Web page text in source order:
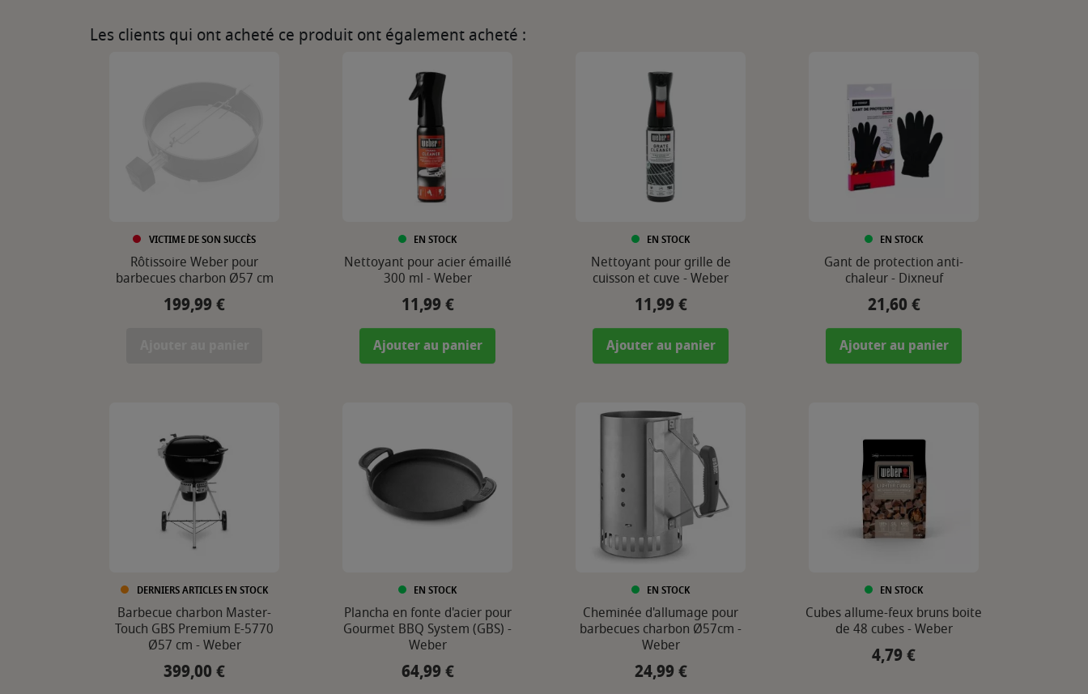
Les clients qui ont acheté ce produit ont également acheté :
VICTIME DE SON SUCCÈS
Rôtissoire Weber pour
barbecues charbon Ø57 cm
Prix
199,99 €
EN STOCK
Nettoyant pour acier émaillé
300 ml - Weber
Prix
11,99 €
Ajouter au panier
EN STOCK
Nettoyant pour grille de
cuisson et cuve - Weber
Prix
11,99 €
Ajouter au panier
EN STOCK
Gant de protection anti-
chaleur - Dixneuf
Prix
21,60 €
Ajouter au panier
DERNIERS ARTICLES EN STOCK
Barbecue charbon Master-
Touch GBS Premium E-5770
Ø57 cm - Weber
Prix
399,00 €
EN STOCK
Plancha en fonte d'acier pour
Gourmet BBQ System (GBS) -
Weber
Prix
64,99 €
EN STOCK
Cheminée d'allumage pour
barbecues charbon Ø57cm -
Weber
Prix
24,99 €
EN STOCK
Cubes allume-feux bruns boite
de 48 cubes - Weber
Prix
4,79 €